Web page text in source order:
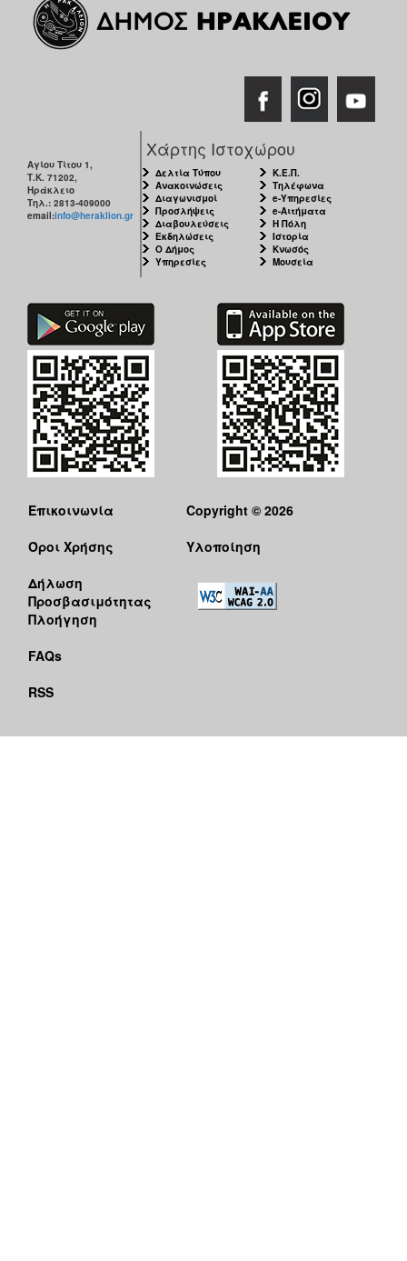
Αγίου Τίτου 1,
Τ.Κ. 71202,
Ηράκλειο
Τηλ.: 2813-409000
email:info@heraklion.gr
Χάρτης Ιστοχώρου
Δελτία Τύπου
Ανακοινώσεις
Διαγωνισμοί
Προσλήψεις
Διαβουλεύσεις
Εκδηλώσεις
Ο Δήμος
Υπηρεσίες
Κ.Ε.Π.
Τηλέφωνα
e-Υπηρεσίες
e-Αιτήματα
Η Πόλη
Ιστορία
Κνωσός
Μουσεία
Επικοινωνία
Όροι Χρήσης
Δήλωση
Προσβασιμότητας
Πλοήγηση
FAQs
RSS
Copyright © 2026
Υλοποίηση